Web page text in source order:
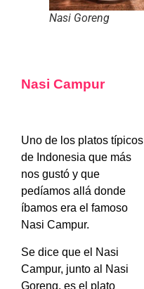
Nasi Goreng
Nasi Campur
Uno de los platos típicos
de Indonesia que más
nos gustó y que
pedíamos allá donde
íbamos era el famoso
Nasi Campur.
Se dice que el Nasi
Campur, junto al Nasi
Goreng, es el plato